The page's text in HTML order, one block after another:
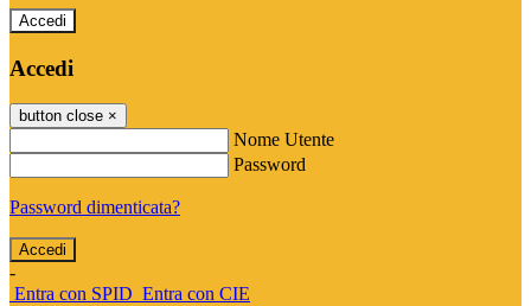
Accedi
Accedi
button close ×
Nome Utente
Password
Password dimenticata?
-
Entra con SPID Entra con CIE